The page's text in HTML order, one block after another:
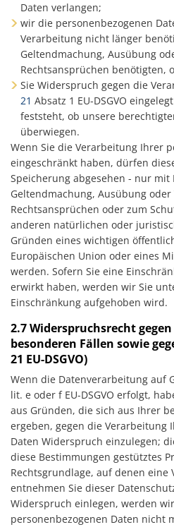
Daten verlangen;
wir die personenbezogenen
Verarbeitung nicht länger
Geltendmachung, Ausübung
Rechtsansprüchen benötigten,
Sie Widerspruch gegen die
21 Absatz 1 EU-DSGVO
feststeht, ob unsere
überwiegen.
Wenn Sie die Verarbeitung Ihrer
eingeschränkt haben, dürfen
Speicherung abgesehen - nur
Geltendmachung, Ausübung
Rechtsansprüchen oder zum
anderen natürlichen oder
Gründen eines wichtigen
Europäischen Union oder eines
werden. Sofern Sie eine
erwirkt haben, werden wir Sie
Einschränkung aufgehoben wird.
2.7 Widerspruchsrecht
besonderen Fällen sowie
21 EU-DSGVO)
Wenn die Datenverarbeitung auf
lit. e oder f EU-DSGVO erfolgt,
aus Gründen, die sich aus Ihrer
ergeben, gegen die Verarbeitung
Daten Widerspruch einzulegen;
diese Bestimmungen gestütztes
Rechtsgrundlage, auf denen
entnehmen Sie dieser
Widerspruch einlegen, werden
personenbezogenen Daten nicht